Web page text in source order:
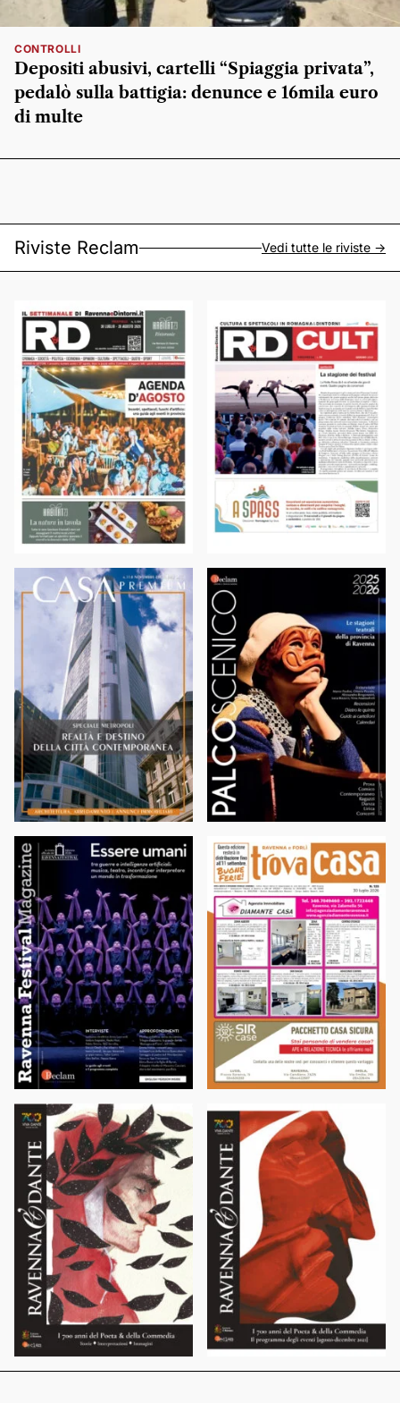
CONTROLLI
Depositi abusivi, cartelli “Spiaggia privata”,
pedalò sulla battigia: denunce e 16mila euro
di multe
Riviste Reclam Vedi tutte le riviste ->